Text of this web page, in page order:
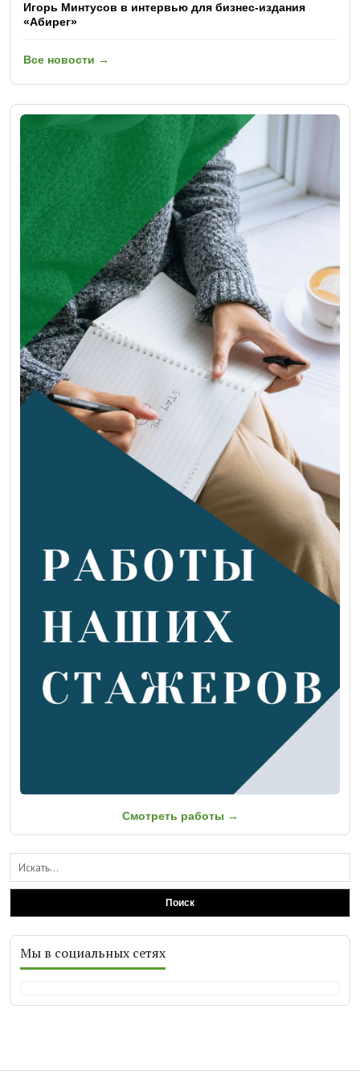
Смотреть работы →
Поиск
Мы в социальных сетях
Игорь Минтусов в интервью для бизнес-издания
«Абирег»
Все новости →